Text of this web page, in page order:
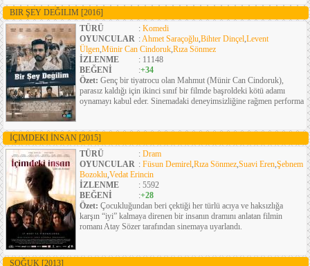
BIR ŞEY DEĞILIM [2016]
TÜRÜ
: Komedi
OYUNCULAR :Ahmet Saraçoğlu,Bihter Dinçel,Levent
Ülgen,Münir Can Cindoruk,Rıza Sönmez
İZLENME
: 11148
BEĞENİ
:+34
Özet: Genç bir tiyatrocu olan Mahmut (Münir Can Cindoruk),
parasız kaldığı için ikinci sınıf bir filmde başroldeki kötü adamı
oynamayı kabul eder. Sinemadaki deneyimsizliğine rağmen performa
İÇIMDEKI İNSAN [2015]
TÜRÜ
: Dram
OYUNCULAR : Füsun Demirel,Rıza Sönmez,Suavi Eren,Şebnem
Bozoklu,Vedat Erincin
İZLENME
: 5592
BEĞENİ
:+28
Özet: Çocukluğundan beri çektiği her türlü acıya ve haksızlığa
karşın “iyi” kalmaya direnen bir insanın dramını anlatan filmin
romanı Atay Sözer tarafından sinemaya uyarlandı.
SOĞUK [2013]